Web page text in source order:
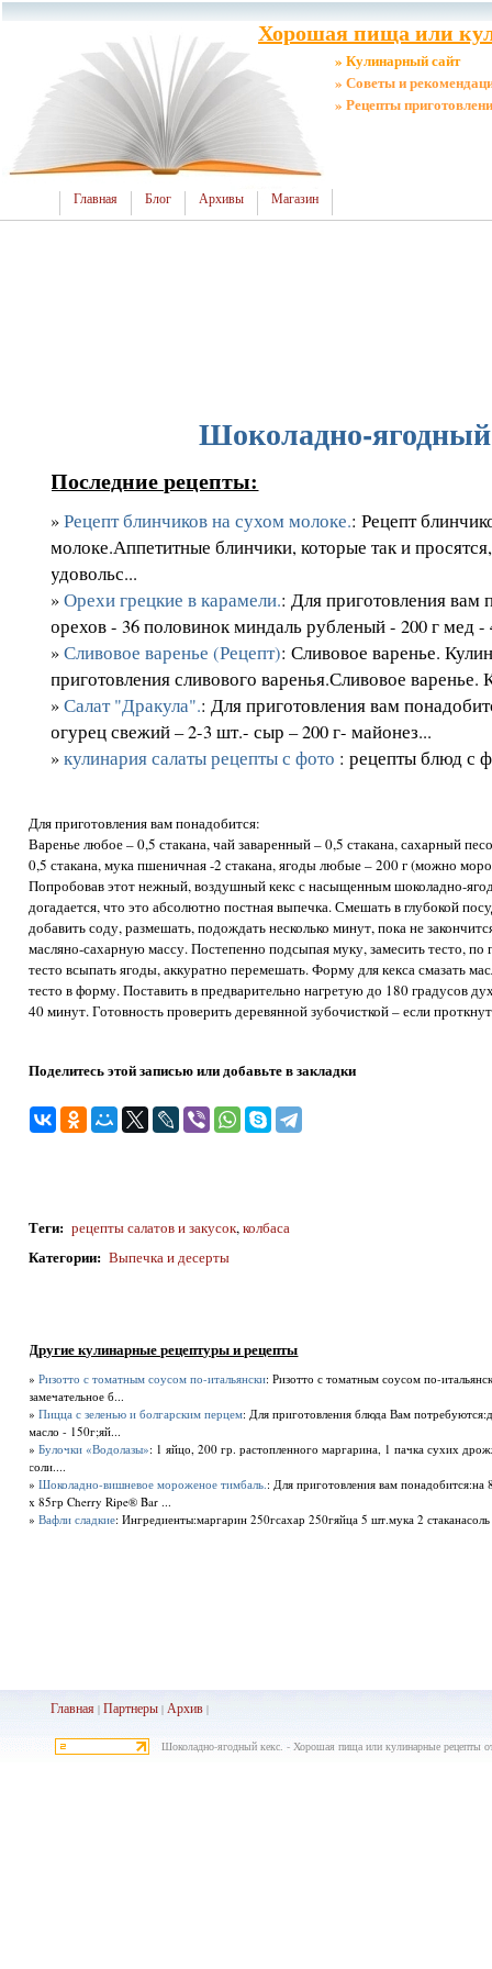
Хорошая пища или
» Кулинарный сайт
» Советы и
» Рецепты
Главная Блог Архивы Магазин
Шоколадно-ягодный
Последние рецепты:
»Рецепт блинчиков на сухом молоке.: Рецепт
молоке.Аппетитные блинчики, которые так и
удовольс...
»Орехи грецкие в карамели.: Для приготовления вам
орехов - 36 половинок миндаль рубленый - 200 г мед -
»Сливовое варенье (Рецепт): Сливовое варенье.
приготовления сливового варенья.Сливовое варенье.
»Салат "Дракула".: Для приготовления вам
огурец свежий – 2-3 шт.- сыр – 200 г- майонез...
»кулинария салаты рецепты с фото : рецепты блюд с
Для приготовления вам понадобится:
Варенье любое – 0,5 стакана, чай заваренный – 0,5 стакана, сахарный
0,5 стакана, мука пшеничная -2 стакана, ягоды любые – 200 г (можно
Попробовав этот нежный, воздушный кекс с насыщенным шоколадно-
догадается, что это абсолютно постная выпечка. Смешать в глубокой
добавить соду, размешать, подождать несколько минут, пока не
масляно-сахарную массу. Постепенно подсыпая муку, замесить тесто, по
тесто всыпать ягоды, аккуратно перемешать. Форму для кекса смазать
тесто в форму. Поставить в предварительно нагретую до 180 градусов
40 минут. Готовность проверить деревянной зубочисткой – если
Поделитесь этой записью или добавьте в закладки
Теги: рецепты салатов и закусок,колбаса
Категории: Выпечка и десерты
Другие кулинарные рецептуры и рецепты
»Ризотто с томатным соусом по-итальянски: Ризотто с томатным соусом по-
замечательное б...
»Пицца с зеленью и болгарским перцем: Для приготовления блюда Вам
масло - 150г;яй...
»Булочки «Водолазы»: 1 яйцо, 200 гр. растопленного маргарина, 1 пачка сухих
соли....
»Шоколадно-вишневое мороженое тимбаль. : Для приготовления вам
х 85гр Cherry Ripe® Bar ...
»Вафли сладкие: Ингредиенты:маргарин 250гсахар 250гяйца 5 шт.мука 2
Главная |Партнеры |Архив |
Шоколадно-ягодный кекс. - Хорошая пища или кулинарные рецепты